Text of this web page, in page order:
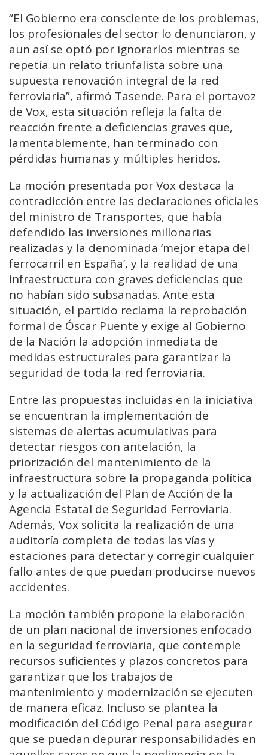
“El Gobierno era consciente de los problemas,
los profesionales del sector lo denunciaron, y
aun así se optó por ignorarlos mientras se
repetía un relato triunfalista sobre una
supuesta renovación integral de la red
ferroviaria”, afirmó Tasende. Para el portavoz
de Vox, esta situación refleja la falta de
reacción frente a deficiencias graves que,
lamentablemente, han terminado con
pérdidas humanas y múltiples heridos.
La moción presentada por Vox destaca la
contradicción entre las declaraciones oficiales
del ministro de Transportes, que había
defendido las inversiones millonarias
realizadas y la denominada ‘mejor etapa del
ferrocarril en España’, y la realidad de una
infraestructura con graves deficiencias que
no habían sido subsanadas. Ante esta
situación, el partido reclama la reprobación
formal de Óscar Puente y exige al Gobierno
de la Nación la adopción inmediata de
medidas estructurales para garantizar la
seguridad de toda la red ferroviaria.
Entre las propuestas incluidas en la iniciativa
se encuentran la implementación de
sistemas de alertas acumulativas para
detectar riesgos con antelación, la
priorización del mantenimiento de la
infraestructura sobre la propaganda política
y la actualización del Plan de Acción de la
Agencia Estatal de Seguridad Ferroviaria.
Además, Vox solicita la realización de una
auditoría completa de todas las vías y
estaciones para detectar y corregir cualquier
fallo antes de que puedan producirse nuevos
accidentes.
La moción también propone la elaboración
de un plan nacional de inversiones enfocado
en la seguridad ferroviaria, que contemple
recursos suficientes y plazos concretos para
garantizar que los trabajos de
mantenimiento y modernización se ejecuten
de manera eficaz. Incluso se plantea la
modificación del Código Penal para asegurar
que se puedan depurar responsabilidades en